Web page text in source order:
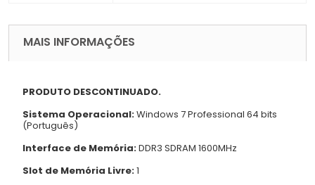
MAIS INFORMAÇÕES
PRODUTO DESCONTINUADO.
Sistema Operacional:Windows 7 Professional 64 bits
(Português)
Interface de Memória:DDR3 SDRAM 1600MHz
Slot de Memória Livre:1